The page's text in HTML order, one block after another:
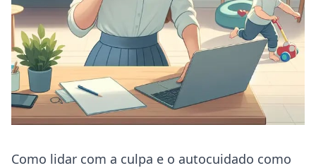
Como lidar com a culpa e o autocuidado como